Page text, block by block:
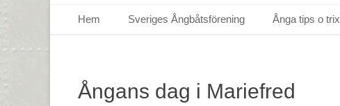
Primär meny
Hem Sveriges Ångbåtsförening Ånga tips o trix
Ångans dag i Mariefred